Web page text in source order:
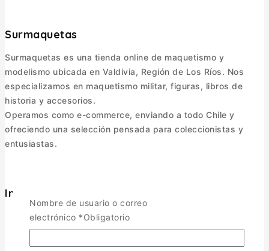
Surmaquetas
Surmaquetas es una tienda online de maquetismo y
modelismo ubicada en Valdivia, Región de Los Ríos. Nos
especializamos en maquetismo militar, figuras, libros de
historia y accesorios.
Operamos como e-commerce, enviando a todo Chile y
ofreciendo una selección pensada para coleccionistas y
entusiastas.
Informacion
Política de Envíos
Cambios y Devoluciones
Política de Privacidad
Nombre de usuario o correo
electrónico *Obligatorio